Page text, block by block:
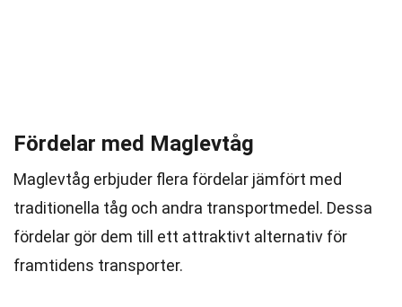
Fördelar med Maglevtåg
Maglevtåg erbjuder flera fördelar jämfört med
traditionella tåg och andra transportmedel. Dessa
fördelar gör dem till ett attraktivt alternativ för
framtidens transporter.